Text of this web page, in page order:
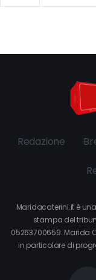
Redazione
Maridacaterini.it è
stampa del
05263700659. Marida
in particolare di